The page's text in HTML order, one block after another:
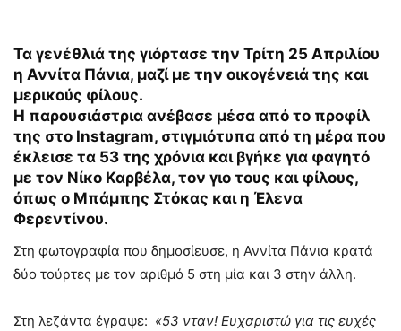
Τα γενέθλιά της γιόρτασε την Τρίτη 25 Απριλίου
η Αννίτα Πάνια, μαζί με την οικογένειά της και
μερικούς φίλους.
Η παρουσιάστρια ανέβασε μέσα από το προφίλ
της στο Instagram, στιγμιότυπα από τη μέρα που
έκλεισε τα 53 της χρόνια και βγήκε για φαγητό
με τον Νίκο Καρβέλα, τον γιο τους και φίλους,
όπως ο Μπάμπης Στόκας και η Έλενα
Φερεντίνου.
Στη φωτογραφία που δημοσίευσε, η Αννίτα Πάνια κρατά
δύο τούρτες με τον αριθμό 5 στη μία και 3 στην άλλη.
Στη λεζάντα έγραψε: «53 νταν! Ευχαριστώ για τις ευχές